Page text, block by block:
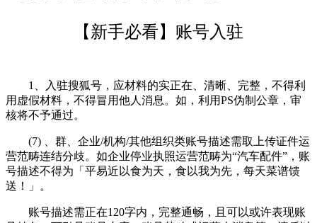
【新手必看】账号入驻
1、入驻搜狐号，应材料的实正在、清晰、完整，不得利
用虚假材料，不得冒用他人消息。如，利用PS伪制公章，审
核将不予通过。
(7) 、群、企业/机构/其他组织类账号描述需取上传证件运
营范畴连结分歧。如企业停业执照运营范畴为“汽车配件”，账
号描述不得为「平易近以食为天，食以我为先，每天菜谱馈
送！」。
账号描述需正在120字内，完整通畅，且可以或许表现账